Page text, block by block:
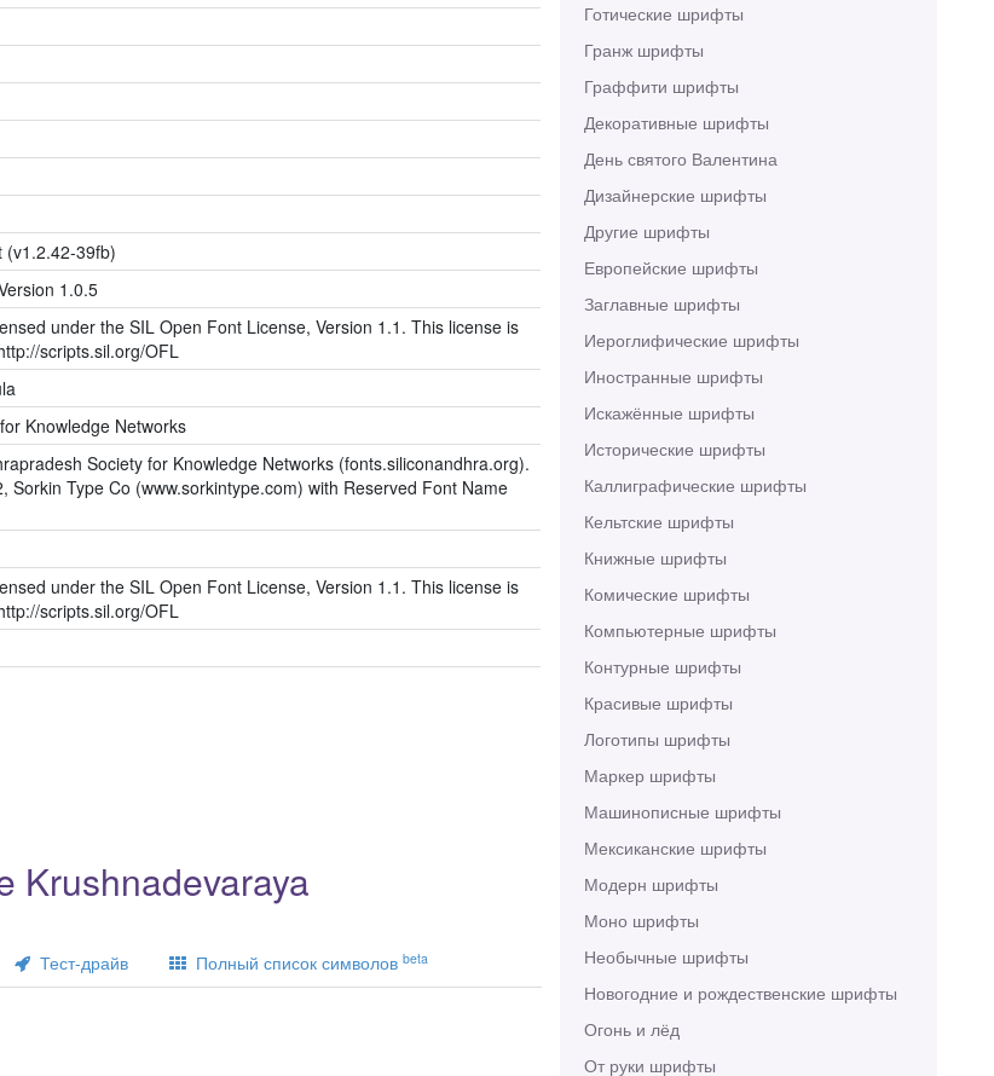
Готические шрифты
Гранж шрифты
Граффити шрифты
Декоративные шрифты
День святого Валентина
Дизайнерские шрифты
Другие шрифты
Европейские шрифты
Заглавные шрифты
Иероглифические шрифты
Иностранные шрифты
Искажённые шрифты
Исторические шрифты
Каллиграфические шрифты
Кельтские шрифты
Книжные шрифты
Комические шрифты
Компьютерные шрифты
Контурные шрифты
Красивые шрифты
Логотипы шрифты
Маркер шрифты
Машинописные шрифты
Мексиканские шрифты
Модерн шрифты
Моно шрифты
Необычные шрифты
Новогодние и рождественские шрифты
Огонь и лёд
От руки шрифты
(v1.2.42-39fb)
1.0.5
under the SIL Open Font License, Version 1.1. This license is
scripts.sil.org/OFL
Knowledge Networks
Society for Knowledge Networks (fonts.siliconandhra.org).
Sorkin Type Co (www.sorkintype.com) with Reserved Font Name
under the SIL Open Font License, Version 1.1. This license is
scripts.sil.org/OFL
Krushnadevaraya
Тест-драйв Полный список символов beta